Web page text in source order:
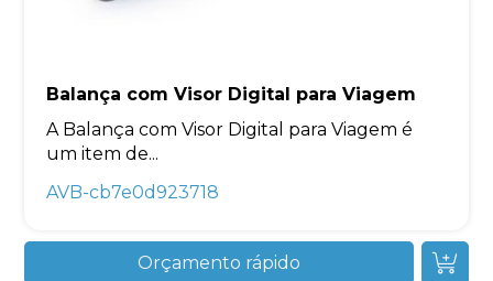
Balança com Visor Digital para Viagem
A Balança com Visor Digital para Viagem é
um item de...
AVB-cb7e0d923718
Orçamento rápido